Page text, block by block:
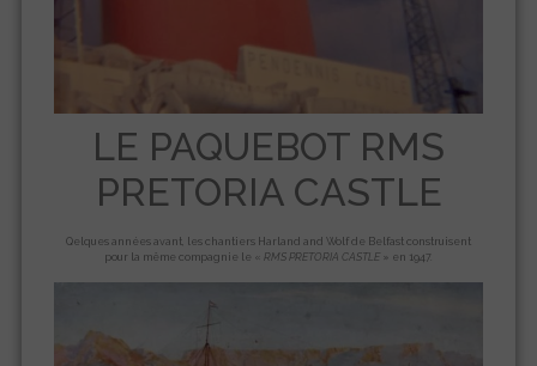
LE PAQUEBOT RMS
PRETORIA CASTLE
Qelques années avant, les chantiers Harland and Wolf de Belfast construisent
pour la même compagnie le « RMS PRETORIA CASTLE » en 1947.